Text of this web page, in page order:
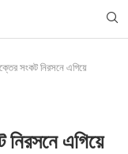
সংকট নিরসনে এগিয়ে
নিরসনে এগিয়ে